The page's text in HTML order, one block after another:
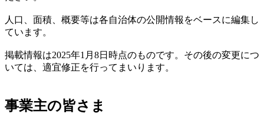
人口、面積、概要等は各自治体の公開情報をベースに編集し
ています。
掲載情報は2025年1月8日時点のものです。その後の変更につ
いては、適宜修正を行ってまいります。
事業主の皆さま